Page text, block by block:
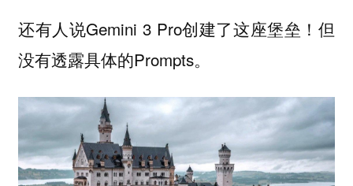
还有人说Gemini 3 Pro创建了这座堡垒！但
没有透露具体的Prompts。